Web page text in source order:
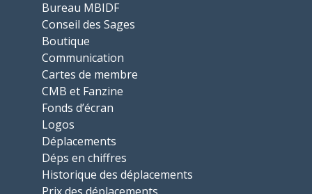
Bureau MBIDF
Conseil des Sages
Boutique
Communication
Cartes de membre
CMB et Fanzine
Fonds d’écran
Logos
Déplacements
Déps en chiffres
Historique des déplacements